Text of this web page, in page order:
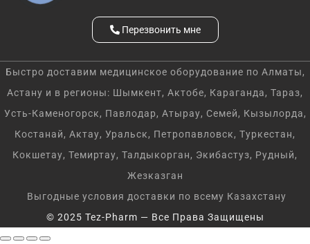
Перезвонить мне
Быстро доставим медицинское оборудование по Алматы,
Астану и в регионы: Шымкент, Актобе, Караганда, Тараз,
Усть-Каменогорск, Павлодар, Атырау, Семей, Кызылорда,
Костанай, Актау, Уральск, Петропавловск, Туркестан,
Кокшетау, Темиртау, Талдыкорган, Экибастуз, Рудный,
Жезказган
Выгодные условия доставки по всему Казахстану
© 2025 Tez-Pharm — Все Права Защищены